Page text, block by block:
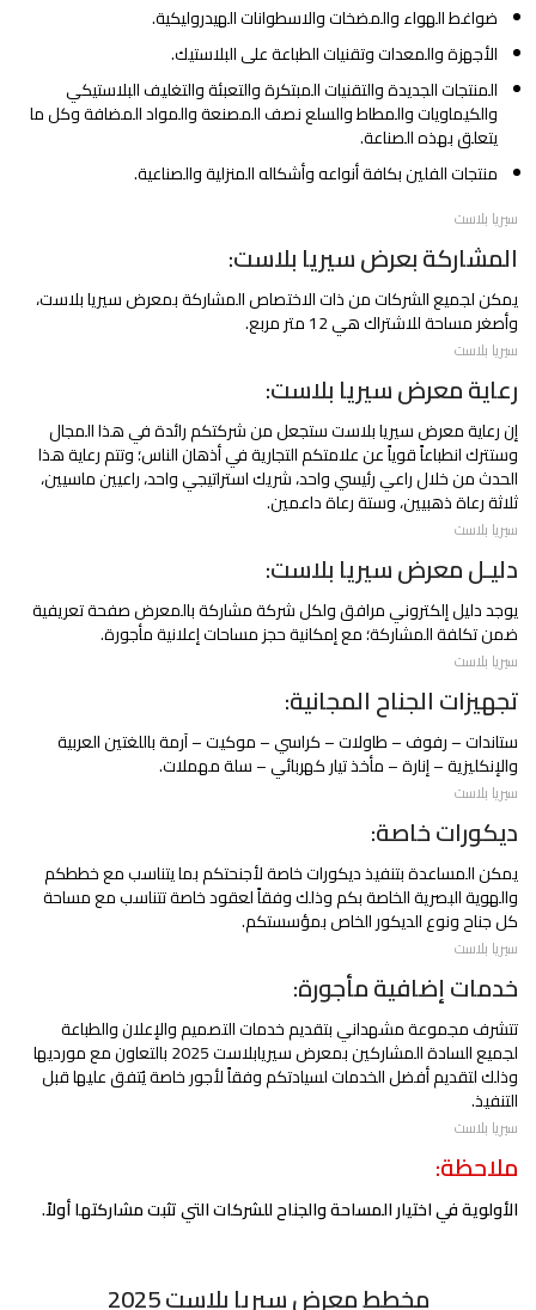
ضواغط الهواء والمضخات والاسطوانات الهيدروليكية.
الأجهزة والمعدات وتقنيات الطباعة على البلاستيك.
المنتجات الجديدة والتقنيات المبتكرة والتعبئة والتغليف البلاستيكي
والكيماويات والمطاط والسلع نصف المصنعة والمواد المضافة وكل ما
يتعلق بهذه الصناعة.
منتجات الفلين بكافة أنواعه وأشكاله المنزلية والصناعية.
سيريا بلاست
المشاركة بعرض سيريا بلاست:
يمكن لجميع الشركات من ذات الاختصاص المشاركة بمعرض سيريا بلاست،
وأصغر مساحة للاشتراك هي 12 متر مربع.
سيريا بلاست
رعاية معرض سيريا بلاست:
إن رعاية معرض سيريا بلاست ستجعل من شركتكم رائدة في هذا المجال
وستترك انطباعاً قوياً عن علامتكم التجارية في أذهان الناس؛ وتتم رعاية هذا
الحدث من خلال راعي رئيسي واحد، شريك استراتيجي واحد، راعيين ماسيين،
ثلاثة رعاة ذهبيين، وستة رعاة داعمين.
سيريا بلاست
دليـل معرض سيريا بلاست:
يوجد دليل إلكتروني مرافق ولكل شركة مشاركة بالمعرض صفحة تعريفية
ضمن تكلفة المشاركة؛ مع إمكانية حجز مساحات إعلانية مأجورة.
سيريا بلاست
تجهيزات الجناح المجانية:
ستاندات – رفوف – طاولات – كراسي – موكيت – آرمة باللغتين العربية
والإنكليزية – إنارة – مأخذ تيار كهربائي – سلة مهملات.
سيريا بلاست
ديكورات خاصة:
يمكن المساعدة بتنفيذ ديكورات خاصة لأجنحتكم بما يتناسب مع خططكم
والهوية البصرية الخاصة بكم وذلك وفقاً لعقود خاصة تتناسب مع مساحة
كل جناح ونوع الديكور الخاص بمؤسستكم.
سيريا بلاست
خدمات إضافية مأجورة:
تتشرف مجموعة مشهداني بتقديم خدمات التصميم والإعلان والطباعة
لجميع السادة المشاركين بمعرض سيريابلاست 2025 بالتعاون مع مورديها
وذلك لتقديم أفضل الخدمات لسيادتكم وفقاً لأجور خاصة يُتفق عليها قبل
التنفيذ.
سيريا بلاست
ملاحظة:
الأولوية في اختيار المساحة والجناح للشركات التي تثبت مشاركتها أولاً.
مخطط معرض سيريا بلاست 2025